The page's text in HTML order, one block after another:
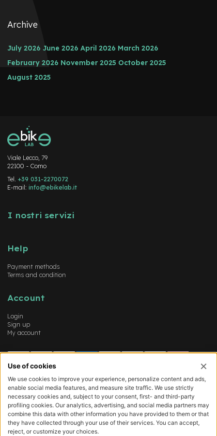
Archive
July 2026 June 2026 April 2026 March 2026
February 2026 November 2025 October 2025
August 2025
Viale Lecco, 79
22100 - Como
Tel. +39 031-2270072
E-mail: info@ebikelab.it
I nostri servizi
Help
Payment methods
Terms and condition
Account
Login
Sign up
My account